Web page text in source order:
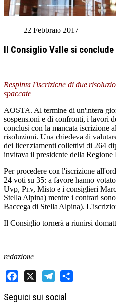
22 Febbraio 2017
Il Consiglio Valle si
Respinta l'iscrizione di due
spaccate
AOSTA. Al termine di un'intera
sospensioni e di confronti, i lavori
conclusi con la mancata iscrizione
risoluzioni. Una chiedeva di
dei licenziamenti collettivi di 264
invitava il presidente della Regione
Per procedere con l'iscrizione
24 voti su 35: a favore hanno
Uvp, Pnv, Misto e i consiglieri
Stella Alpina) mentre i contrari
Baccega di Stella Alpina).
Il Consiglio tornerà a riunirsi
redazione
Seguici sui social